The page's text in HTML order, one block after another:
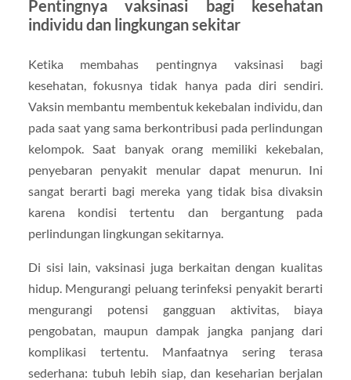
Pentingnya vaksinasi bagi kesehatan
individu dan lingkungan sekitar
Ketika membahas pentingnya vaksinasi bagi
kesehatan, fokusnya tidak hanya pada diri sendiri.
Vaksin membantu membentuk kekebalan individu, dan
pada saat yang sama berkontribusi pada perlindungan
kelompok. Saat banyak orang memiliki kekebalan,
penyebaran penyakit menular dapat menurun. Ini
sangat berarti bagi mereka yang tidak bisa divaksin
karena kondisi tertentu dan bergantung pada
perlindungan lingkungan sekitarnya.
Di sisi lain, vaksinasi juga berkaitan dengan kualitas
hidup. Mengurangi peluang terinfeksi penyakit berarti
mengurangi potensi gangguan aktivitas, biaya
pengobatan, maupun dampak jangka panjang dari
komplikasi tertentu. Manfaatnya sering terasa
sederhana: tubuh lebih siap, dan keseharian berjalan